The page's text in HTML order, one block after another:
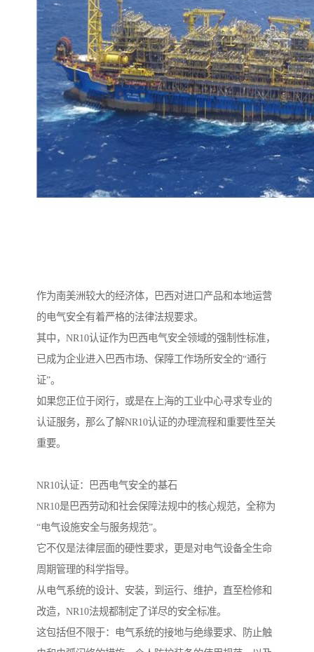
作为南美洲较大的经济体，巴西对进口产品和本地运营
的电气安全有着严格的法律法规要求。
其中，NR10认证作为巴西电气安全领域的强制性标准，
已成为企业进入巴西市场、保障工作场所安全的“通行
证”。
如果您正位于闵行，或是在上海的工业中心寻求专业的
认证服务，那么了解NR10认证的办理流程和重要性至关
重要。
NR10认证：巴西电气安全的基石
NR10是巴西劳动和社会保障法规中的核心规范，全称为
“电气设施安全与服务规范”。
它不仅是法律层面的硬性要求，更是对电气设备全生命
周期管理的科学指导。
从电气系统的设计、安装，到运行、维护，直至检修和
改造，NR10法规都制定了详尽的安全标准。
这包括但不限于：电气系统的接地与绝缘要求、防止触